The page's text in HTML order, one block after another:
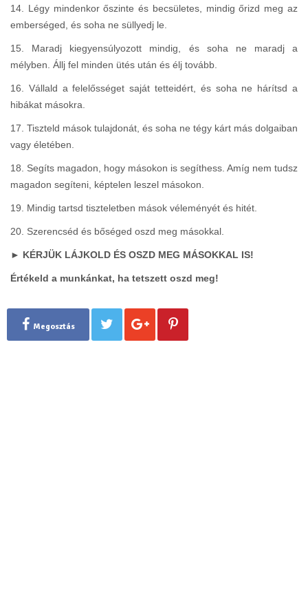
14. Légy mindenkor őszinte és becsületes, mindig őrizd meg az
emberséged, és soha ne süllyedj le.
15. Maradj kiegyensúlyozott mindig, és soha ne maradj a
mélyben. Állj fel minden ütés után és élj tovább.
16. Vállald a felelősséget saját tetteidért, és soha ne hárítsd a
hibákat másokra.
17. Tiszteld mások tulajdonát, és soha ne tégy kárt más dolgaiban
vagy életében.
18. Segíts magadon, hogy másokon is segíthess. Amíg nem tudsz
magadon segíteni, képtelen leszel másokon.
19. Mindig tartsd tiszteletben mások véleményét és hitét.
20. Szerencséd és bőséged oszd meg másokkal.
► KÉRJÜK LÁJKOLD ÉS OSZD MEG MÁSOKKAL IS!
Értékeld a munkánkat, ha tetszett oszd meg!
Megosztás